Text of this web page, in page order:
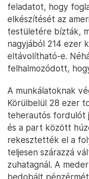
feladatot, hogy
elkészítését az
testületére bízták,
nagyjából 214 ezer
eltávolítható-e.
felhalmozódott,
A munkálatoknak
Körülbelül 28 ezer
teherautós fordulót
és a part között
rekesztették el a
teljesen szárazzá
zuhatagnál. A
bedobált